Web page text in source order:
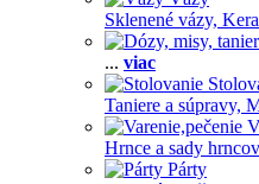
Sklenené vázy,
... viac
Taniere a súpravy,
Hrnce a sady
Párty